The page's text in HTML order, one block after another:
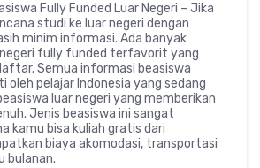
Fully Funded Luar Negeri – Jika
studi ke luar negeri dengan
minim informasi. Ada banyak
negeri fully funded terfavorit yang
Semua informasi beasiswa
oleh pelajar Indonesia yang sedang
luar negeri yang memberikan
Jenis beasiswa ini sangat
kamu bisa kuliah gratis dari
biaya akomodasi, transportasi
bulanan.